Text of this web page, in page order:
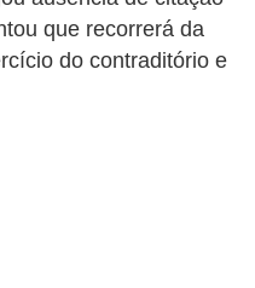
que recorrerá da
do contraditório e